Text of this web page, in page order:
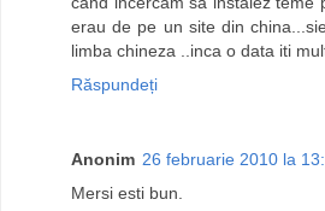
erau de pe un site din
limba chineza ..inca o data iti
Răspundeți
Anonim 26 februarie 2010 la
Mersi esti bun.